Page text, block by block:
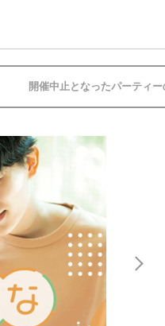
開催中止となったパーティ